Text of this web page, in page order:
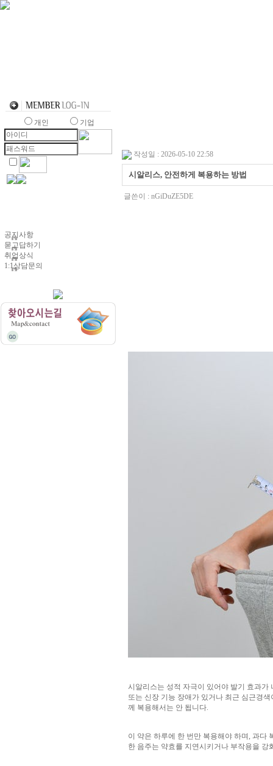
개인 기업
공지사항
묻고답하기
취업상식
1:1상담문의
작성일 : 2026-05-10 22:58
시알리스, 안전하게 복용하는 방법
글쓴이 : nGiDuZE5DE
시알리스는 성적 자극이 있어야 발기 효과가
또는 신장 기능 장애가 있거나 최근 심근경
께 복용해서는 안 됩니다.
이 약은 하루에 한 번만 복용해야 하며, 과다
한 음주는 약효를 지연시키거나 부작용을